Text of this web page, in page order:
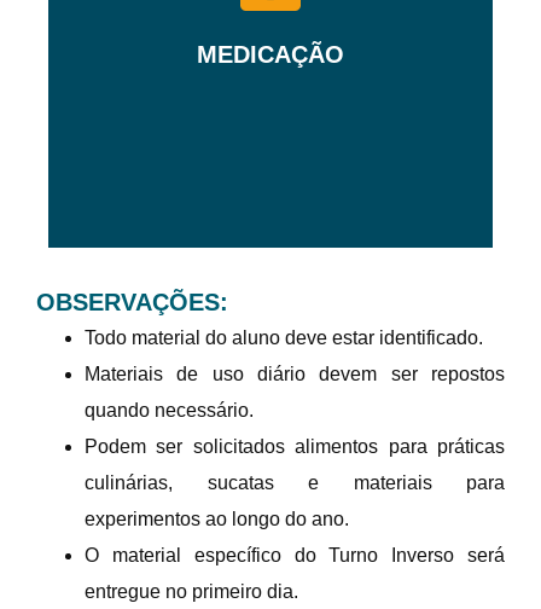
MEDICAÇÃO
As medicações devem ser entregues à
professora ou auxiliar com receita médica
OBSERVAÇÕES:
Todo material do aluno deve estar identificado.
Materiais de uso diário devem ser repostos
quando necessário.
Podem ser solicitados alimentos para práticas
culinárias, sucatas e materiais para
experimentos ao longo do ano.
O material específico do Turno Inverso será
entregue no primeiro dia.